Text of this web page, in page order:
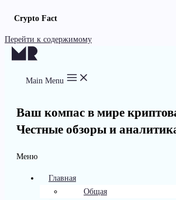
Crypto Fact
Перейти к содержимому
Main Menu
Ваш компас в мире
Честные обзоры и
Меню
Главная
Общая